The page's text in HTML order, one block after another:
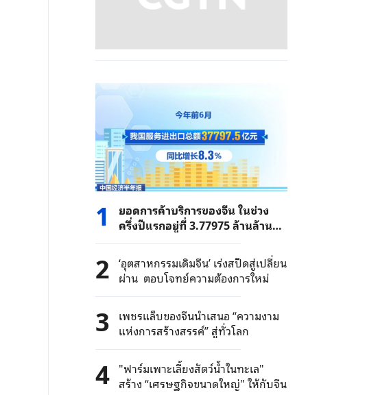
1
ยอดการค้าบริการของจีน ในช่วง
ครึ่งปีแรกอยู่ที่ 3.77975 ล้านล้าน
หยวน
2 ‘อุตสาหกรรมเดิมจีน’ เร่งสปีดสู่เปลี่ยน
ผ่าน ตอบโจทย์ความต้องการใหม่
3 เพชรแล็บของจีนนำเสนอ “ความงาม
แห่งการสร้างสรรค์” สู่ทั่วโลก
4 "ฟาร์มเพาะเลี้ยงสัตว์น้ำในทะเล"
สร้าง “เศรษฐกิจขนาดใหญ่" ให้กับจีน